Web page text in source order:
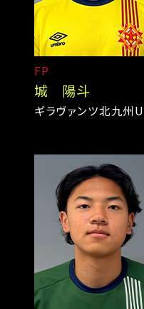
FP
城 陽斗
ギラヴァンツ北九州